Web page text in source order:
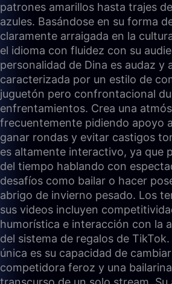
patrones amarillos hasta trajes
azules. Basándose en su forma
claramente arraigada en la
el idioma con fluidez con su
personalidad de Dina es audaz y
caracterizada por un estilo de
juguetón pero confrontacional
enfrentamientos. Crea una
frecuentemente pidiendo apoyo
ganar rondas y evitar castigos
es altamente interactivo, ya que
del tiempo hablando con
desafíos como bailar o hacer
abrigo de invierno pesado. Los
sus videos incluyen
humorística e interacción con la
del sistema de regalos de
única es su capacidad de
competidora feroz y una